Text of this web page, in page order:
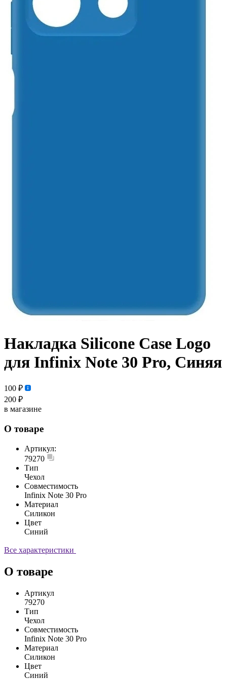
Накладка Silicone Case Logo
для Infinix Note 30 Pro, Синяя
100 ₽
200 ₽
в магазине
О товаре
Артикул:
79270
Тип
Чехол
Совместимость
Infinix Note 30 Pro
Материал
Силикон
Цвет
Синий
Все характеристики
О товаре
Артикул
79270
Тип
Чехол
Совместимость
Infinix Note 30 Pro
Материал
Силикон
Цвет
Синий